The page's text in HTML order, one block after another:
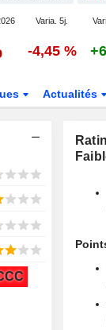
Varia. 5j.
-4,45 %
Actualités